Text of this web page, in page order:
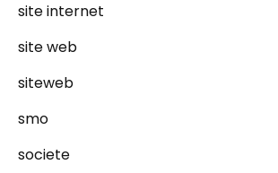
site internet
site web
siteweb
smo
societe